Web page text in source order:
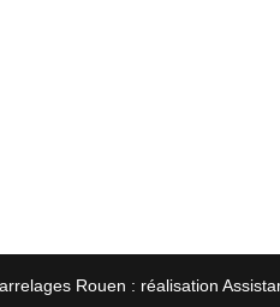
Rouen : réalisation